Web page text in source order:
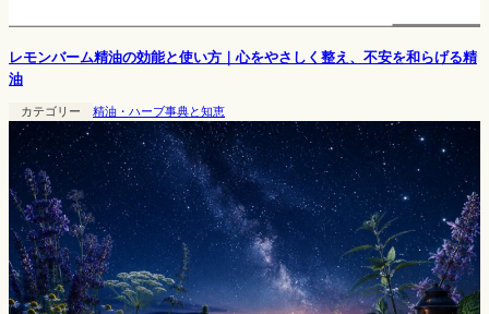
レモンバーム精油の効能と使い方｜心をやさしく整え、不安を和らげる精
油
カテゴリー 精油・ハーブ事典と知恵